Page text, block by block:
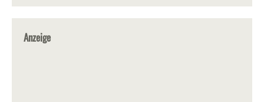
Anzeige